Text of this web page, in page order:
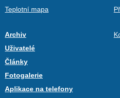
Teplotní mapa
Archiv
Uživatelé
Články
Fotogalerie
Aplikace na telefony